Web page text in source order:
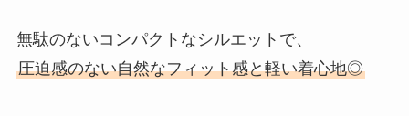
無駄のないコンパクトなシルエットで、
圧迫感のない自然なフィット感と軽い着心地◎